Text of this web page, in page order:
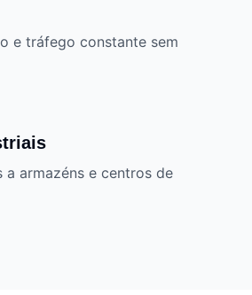
e tráfego constante sem
a armazéns e centros de